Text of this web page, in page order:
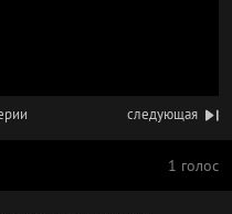
следующая
1 голос